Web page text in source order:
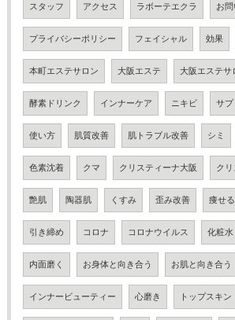
スタッフ アクセス ラボーテエクラ お
プライバシーポリシー フェイシャル 効果
本町エステサロン 大阪エステ 大阪エステサ
酵素ドリンク インナーケア ニキビ サプ
使い方 肌質改善 肌トラブル改善 シミ
色素沈着 クマ クリスティーナ大阪 クリ
艶肌 陶器肌 くすみ 歪み改善 痩せる
引き締め コロナ コロナウイルス 化粧水
内面磨く お身体と向き合う お肌と向き合う
インナービューティー 心磨き トップスキン